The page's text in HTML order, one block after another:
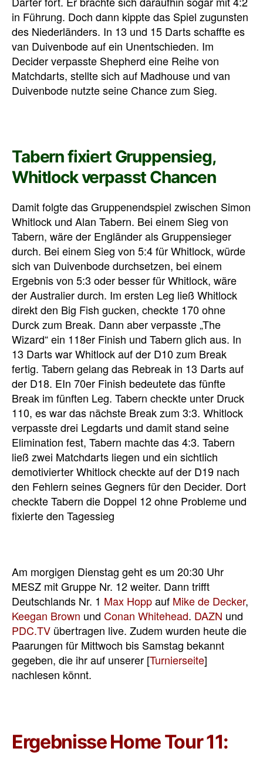
in Führung. Doch dann kippte das Spiel zugunsten
des Niederländers. In 13 und 15 Darts schaffte es
van Duivenbode auf ein Unentschieden. Im
Decider verpasste Shepherd eine Reihe von
Matchdarts, stellte sich auf Madhouse und van
Duivenbode nutzte seine Chance zum Sieg.
Tabern fixiert Gruppensieg,
Whitlock verpasst Chancen
Damit folgte das Gruppenendspiel zwischen Simon
Whitlock und Alan Tabern. Bei einem Sieg von
Tabern, wäre der Engländer als Gruppensieger
durch. Bei einem Sieg von 5:4 für Whitlock, würde
sich van Duivenbode durchsetzen, bei einem
Ergebnis von 5:3 oder besser für Whitlock, wäre
der Australier durch. Im ersten Leg ließ Whitlock
direkt den Big Fish gucken, checkte 170 ohne
Durck zum Break. Dann aber verpasste „The
Wizard“ ein 118er Finish und Tabern glich aus. In
13 Darts war Whitlock auf der D10 zum Break
fertig. Tabern gelang das Rebreak in 13 Darts auf
der D18. EIn 70er Finish bedeutete das fünfte
Break im fünften Leg. Tabern checkte unter Druck
110, es war das nächste Break zum 3:3. Whitlock
verpasste drei Legdarts und damit stand seine
Elimination fest, Tabern machte das 4:3. Tabern
ließ zwei Matchdarts liegen und ein sichtlich
demotivierter Whitlock checkte auf der D19 nach
den Fehlern seines Gegners für den Decider. Dort
checkte Tabern die Doppel 12 ohne Probleme und
fixierte den Tagessieg
Am morgigen Dienstag geht es um 20:30 Uhr
MESZ mit Gruppe Nr. 12 weiter. Dann trifft
Deutschlands Nr. 1 Max Hoppauf Mike de Decker,
Keegan Brown und Conan Whitehead. DAZN und
PDC.TV übertragen live. Zudem wurden heute die
Paarungen für Mittwoch bis Samstag bekannt
gegeben, die ihr auf unserer [Turnierseite]
nachlesen könnt.
Ergebnisse Home Tour 11: